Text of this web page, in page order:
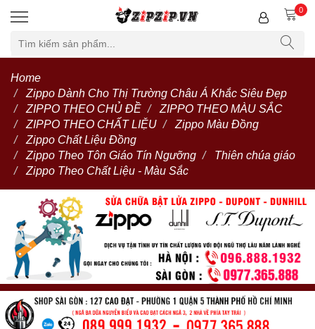
0
Home
Zippo Dành Cho Thị Trường Châu Á Khắc Siêu Đẹp
ZIPPO THEO CHỦ ĐỀ
ZIPPO THEO MÀU SẮC
ZIPPO THEO CHẤT LIỆU
Zippo Màu Đồng
Zippo Chất Liệu Đồng
Zippo Theo Tôn Giáo Tín Ngưỡng
Thiên chúa giáo
Zippo Theo Chất Liệu - Màu Sắc